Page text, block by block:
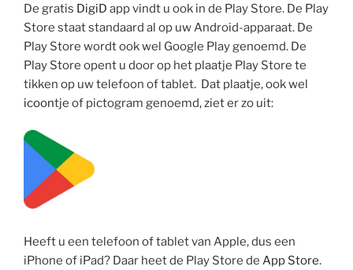
De gratis DigiD app vindt u ook in de Play Store. De Play
Store staat standaard al op uw Android-apparaat. De
Play Store wordt ook wel Google Play genoemd. De
Play Store opent u door op het plaatje Play Store te
tikken op uw telefoon of tablet. Dat plaatje, ook wel
icoontje of pictogram genoemd, ziet er zo uit:
Heeft u een telefoon of tablet van Apple, dus een
iPhone of iPad? Daar heet de Play Store de App Store.